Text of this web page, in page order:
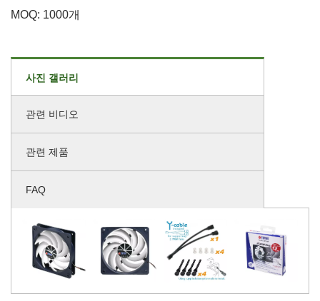
MOQ: 1000개
사진 갤러리
관련 비디오
관련 제품
FAQ